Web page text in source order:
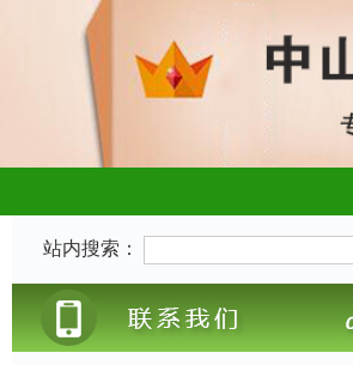
站内搜索：